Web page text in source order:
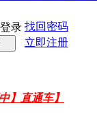
录 找回密码
立即注册
】直通车】